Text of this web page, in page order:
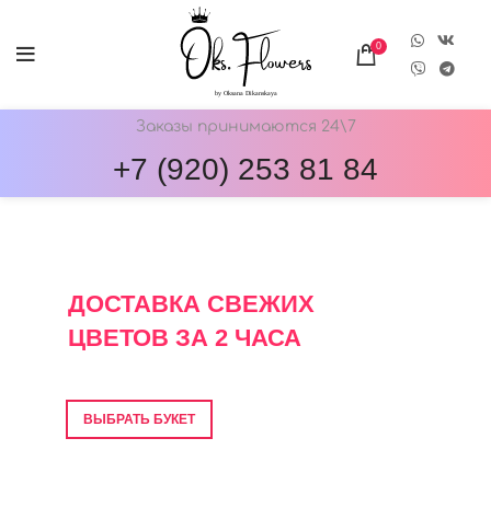
0
Заказы принимаются 24\7
+7 (920) 253 81 84
ДОСТАВКА СВЕЖИХ
ЦВЕТОВ ЗА 2 ЧАСА
ВЫБРАТЬ БУКЕТ